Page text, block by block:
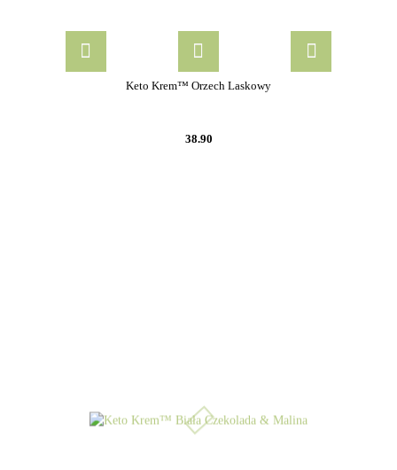
Keto Krem™ Orzech Laskowy
38.90